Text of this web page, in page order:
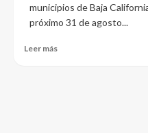
municipios de Baja
próximo 31 de agosto...
Leer más